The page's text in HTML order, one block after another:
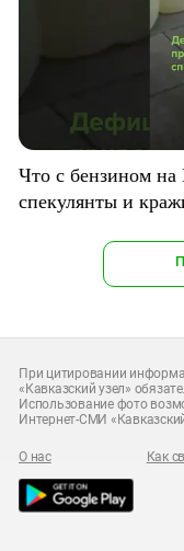
Что с бензином
спекулянты и
При цитировании
«Кавказский узел»
Использование фото
Интернет-СМИ
О нас Как